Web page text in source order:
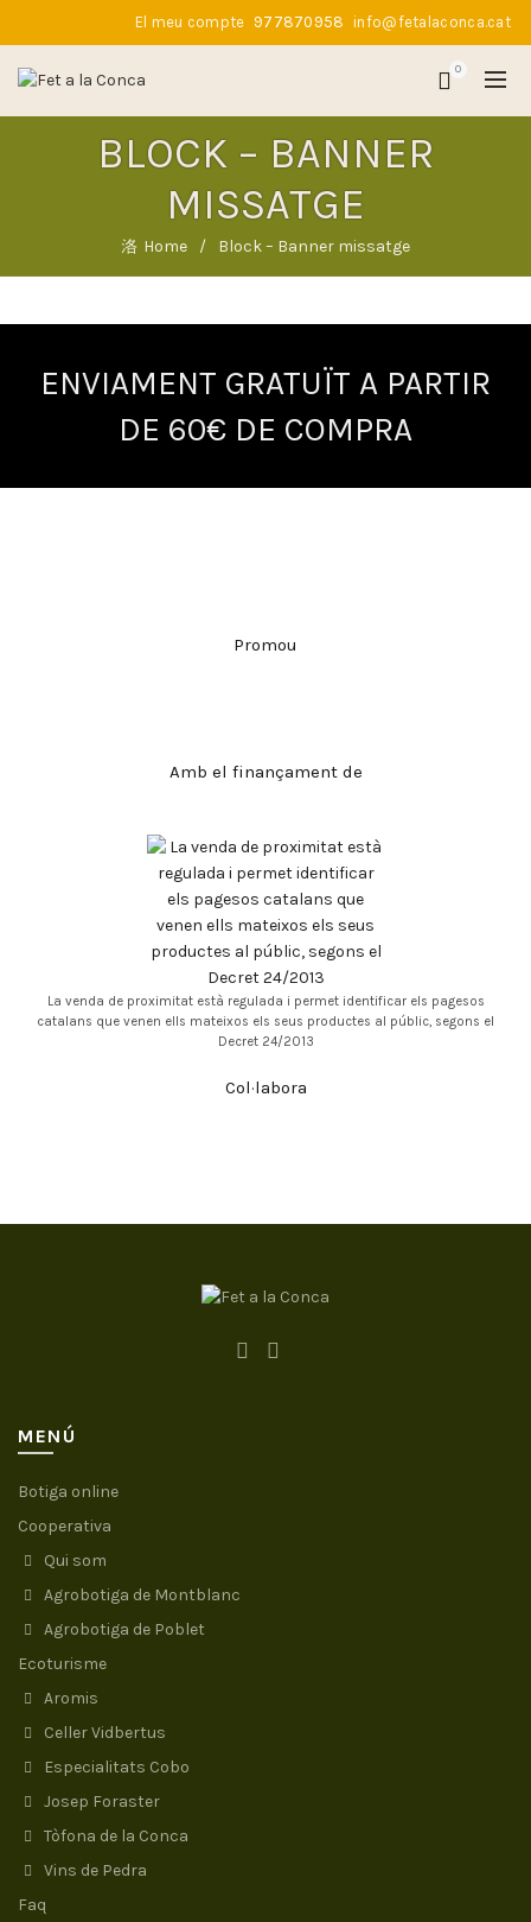
El meu compte 977870958 info@fetalaconca.cat
0
BLOCK – BANNER
MISSATGE
Home Block – Banner missatge
ENVIAMENT GRATUÏT A PARTIR
DE 60€ DE COMPRA
Promou
Amb el finançament de
La venda de proximitat està regulada i permet identificar els pagesos
catalans que venen ells mateixos els seus productes al públic, segons el
Decret 24/2013
Col·labora
MENÚ
Botiga online
Cooperativa
Qui som
Agrobotiga de Montblanc
Agrobotiga de Poblet
Ecoturisme
Aromis
Celler Vidbertus
Especialitats Cobo
Josep Foraster
Tòfona de la Conca
Vins de Pedra
Faq